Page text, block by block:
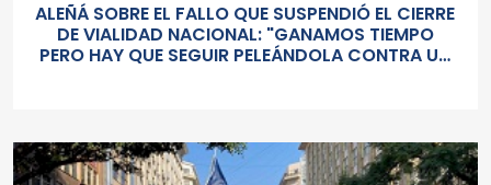
ALEÑÁ SOBRE EL FALLO QUE SUSPENDIÓ EL CIERRE
DE VIALIDAD NACIONAL: "GANAMOS TIEMPO
PERO HAY QUE SEGUIR PELEÁNDOLA CONTRA UN